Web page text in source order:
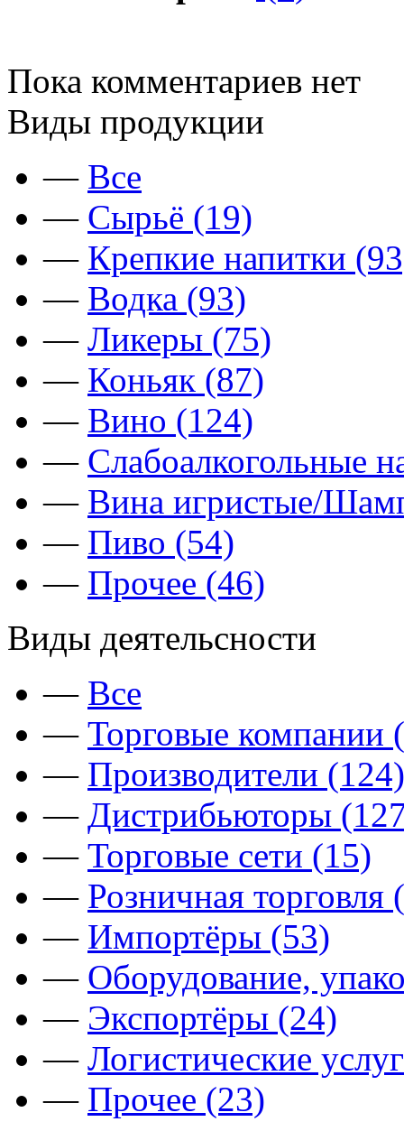
Пока комментариев нет
Виды продукции
— Все
— Сырьё (19)
— Крепкие напитки
— Водка (93)
— Ликеры (75)
— Коньяк (87)
— Вино (124)
— Слабоалкогольные
— Вина игристые/
— Пиво (54)
— Прочее (46)
Виды деятельсности
— Все
— Торговые компании
— Производители (124)
— Дистрибьюторы
— Торговые сети (15)
— Розничная торговля
— Импортёры (53)
— Оборудование,
— Экспортёры (24)
— Логистические
— Прочее (23)